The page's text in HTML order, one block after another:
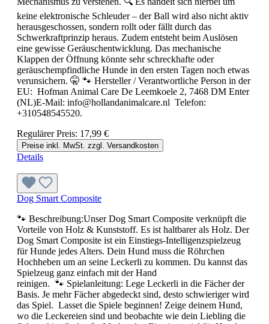
keine elektronische Schleuder – der Ball wird also nicht aktiv
herausgeschossen, sondern rollt oder fällt durch das
Schwerkraftprinzip heraus. Zudem entsteht beim Auslösen
eine gewisse Geräuschentwicklung. Das mechanische
Klappen der Öffnung könnte sehr schreckhafte oder
geräuschempfindliche Hunde in den ersten Tagen noch etwas
verunsichern. 🤫 🐾 Hersteller / Verantwortliche Person in der
EU: Hofman Animal Care De Leemkoele 2, 7468 DM Enter
(NL)E-Mail: info@hollandanimalcare.nl Telefon:
+310548545520.
Regulärer Preis: 17,99 €
Preise inkl. MwSt. zzgl. Versandkosten
Details
Dog Smart Composite
🐾 Beschreibung:Unser Dog Smart Composite verknüpft die
Vorteile von Holz & Kunststoff. Es ist haltbarer als Holz. Der
Dog Smart Composite ist ein Einstiegs-Intelligenzspielzeug
für Hunde jedes Alters. Dein Hund muss die Röhrchen
Hochheben um an seine Leckerli zu kommen. Du kannst das
Spielzeug ganz einfach mit der Hand
reinigen. 🐾 Spielanleitung: Lege Leckerli in die Fächer der
Basis. Je mehr Fächer abgedeckt sind, desto schwieriger wird
das Spiel. Lasset die Spiele beginnen! Zeige deinem Hund,
wo die Leckereien sind und beobachte wie dein Liebling die